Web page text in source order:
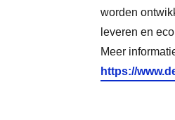
worden
leveren en
Meer
https://